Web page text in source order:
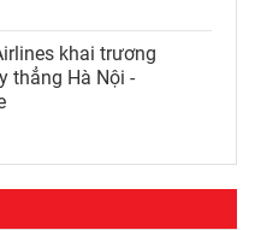
khai trương
thẳng Hà Nội -